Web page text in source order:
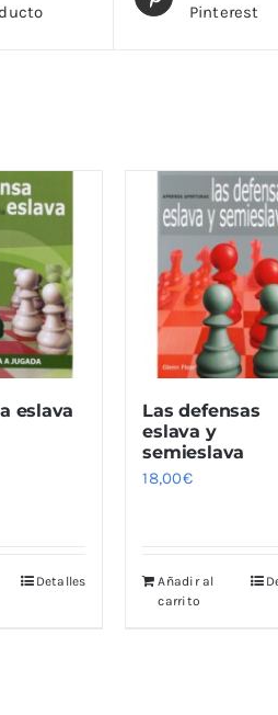
Pinterest
eslava
Detalles
Las defensas
eslava y
semieslava
18,00€
Añadir al
carrito